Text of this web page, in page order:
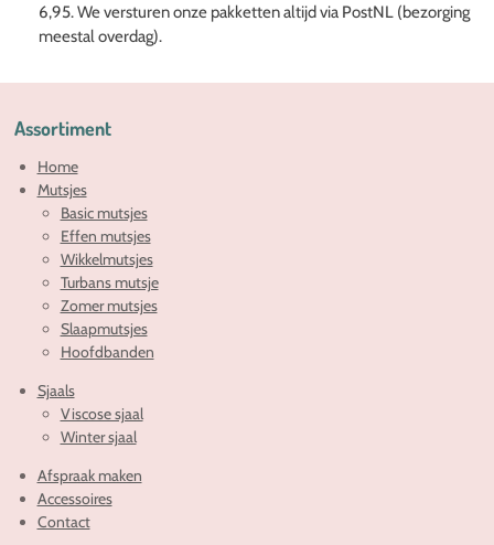
6,95. We versturen onze pakketten altijd via PostNL (bezorging
meestal overdag).
Assortiment
Home
Mutsjes
Basic mutsjes
Effen mutsjes
Wikkelmutsjes
Turbans mutsje
Zomer mutsjes
Slaapmutsjes
Hoofdbanden
Sjaals
Viscose sjaal
Winter sjaal
Afspraak maken
Accessoires
Contact